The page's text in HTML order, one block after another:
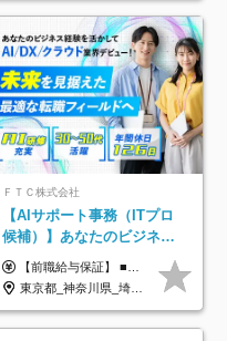
ＦＴＣ株式会社
【AIサポート事務（ITプロ
候補）】あなたのビジネス
経験をAI業界で活かす◆IT
未経験OK◆目指せるコンサ
ル
【前職給与保証】 ■未経験者： 月給30万円～35万円 ■ローキャリア（経験目安1年程度）： 月給35万円～40万円 ■経験者（経験目安3年以上）： 月給40万円～60万円 ■即戦力（経験目安5年以上）： 月給45万円～80万円 ※上記金額には固定残業代30時間分 【未経験者5万5000円～7万3000円、 ローキャリア6万4000円～7万3000円、 経験者5万8000円～10万9000円、 即戦力8万2000円～14万5000円】を含みます。 ※30時間を超える場合は追加で全額支給します。 ※経験・能力・前職給与などを総合的に評価したうえでご納得いただけるよう個別決定。 未経験者の場合、前職給与とポテンシャルを査定のうえ決定いたします。 ※日本国内でのIT業界経験、または同等の実務経験と能力に応じて決定します。 ※前職給与は日本円かつ、日本国内での実績に基づき評価します。 【納得の評価システム】 ★クォーター毎に査定する評価制度導入！ 明確な評価基準で翌年度年収を上げましょう！ ★評価対象期間に在籍中のほとんどの社員が昇給し 年収アップを実現しています！ ★様々なインセンティブ制度を用意し多角的に正当評価しています！ ※試用期間6カ月（期間中の待遇等に差異なし）
東京都_神奈川県_埼玉県_千葉県